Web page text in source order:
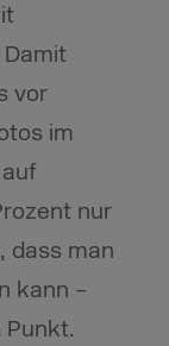
vor
im
nur
dass man
kann –